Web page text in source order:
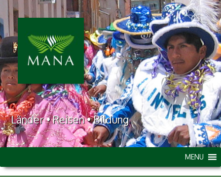
Länder • Reisen • Bildung
MENU